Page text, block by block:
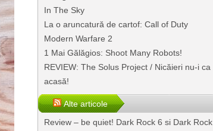
In The Sky
La o aruncatură de cartof: Call of Duty
Modern Warfare 2
1 Mai Gălăgios: Shoot Many Robots!
REVIEW: The Solus Project / Nicăieri nu-i ca
acasă!
Alte articole
Review – be quiet! Dark Rock 6 si Dark Rock